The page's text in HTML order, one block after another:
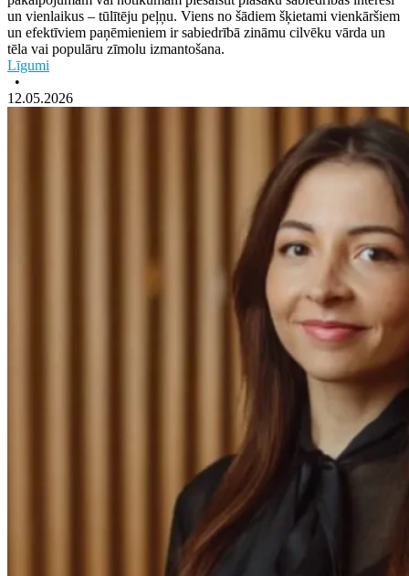
un vienlaikus – tūlītēju peļņu. Viens no šādiem šķietami vienkāršiem
un efektīviem paņēmieniem ir sabiedrībā zināmu cilvēku vārda un
tēla vai populāru zīmolu izmantošana.
Līgumi
•
12.05.2026